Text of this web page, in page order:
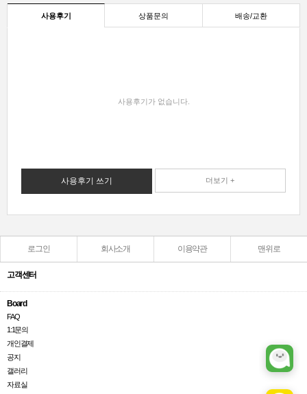
사용후기 상품문의 배송/교환
사용후기가 없습니다.
사용후기 쓰기 더보기 +
로그인 회사소개 이용약관 맨위로
고객센터
Board
FAQ
1:1문의
개인결제
공지
갤러리
자료실